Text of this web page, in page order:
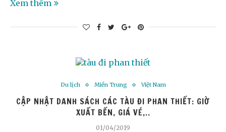
Xem thêm
Du lịch Miền Trung Việt Nam
CẬP NHẬT DANH SÁCH CÁC TÀU ĐI PHAN THIẾT: GIỜ
XUẤT BẾN, GIÁ VÉ,..
01/04/2019